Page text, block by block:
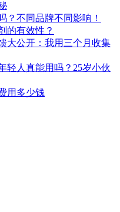
？不同品牌不同影响！
的有效性？
大公开：我用三个月收集
轻人真能用吗？25岁小伙
用多少钱